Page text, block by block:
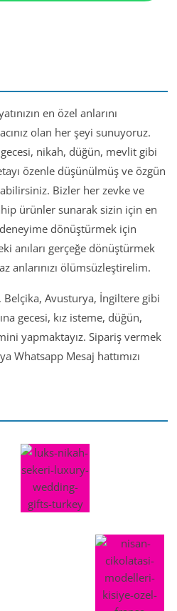
en özel anlarını
olan her şeyi sunuyoruz.
gecesi, nikah, düğün, mevlit gibi
özenle düşünülmüş ve özgün
Bizler her zevke ve
ürünler sunarak sizin için en
dönüştürmek için
anıları gerçeğe dönüştürmek
anlarınızı ölümsüzleştirelim.
Avusturya, İngiltere gibi
gecesi, kız isteme, düğün,
yapmaktayız. Sipariş vermek
Whatsapp Mesaj hattımızı